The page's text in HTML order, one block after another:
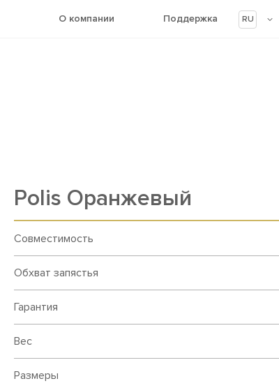
О компании Поддержка RU
Polis Оранжевый
Совместимость
Обхват запястья
Гарантия
Вес
Размеры